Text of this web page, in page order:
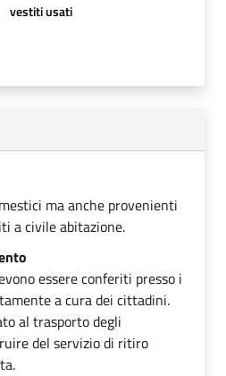
vestiti usati
ma anche provenienti
a civile abitazione.
essere conferiti presso i
a cura dei cittadini.
al trasporto degli
del servizio di ritiro